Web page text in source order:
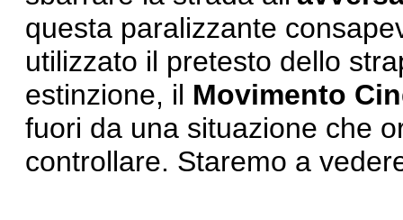
questa paralizzante
utilizzato il pretesto dello
estinzione, il Movimento
fuori da una situazione che
controllare. Staremo a